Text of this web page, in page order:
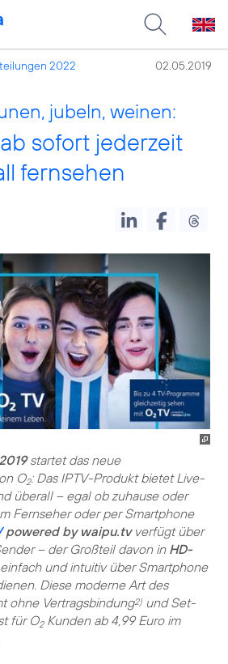
2022 02.05.2019
jubeln, weinen:
sofort jederzeit
fernsehen
startet das neue
O2: Das IPTV-Produkt bietet Live-
überall – egal ob zuhause oder
Fernseher oder per Smartphone
powered by waipu.tvverfügt über
– der Großteil davon in HD-
und intuitiv über Smartphone
Diese moderne Art des
ohne Vertragsbindung2) und Set-
für O2Kunden ab 4,99 Euro im